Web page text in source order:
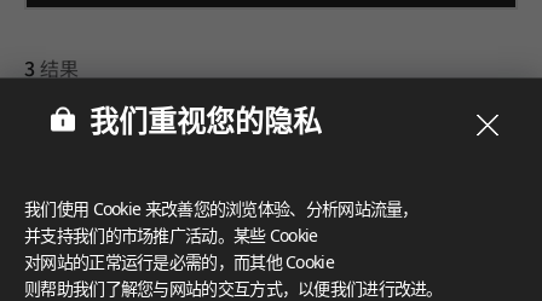
3 结果
我们重视您的隐私
我们使用 Cookie 来改善您的浏览体验、分析网站流量，
并支持我们的市场推广活动。某些 Cookie
对网站的正常运行是必需的，而其他 Cookie
则帮助我们了解您与网站的交互方式，以便我们进行改进。